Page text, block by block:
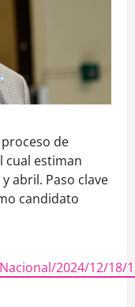
de
cual estiman
abril. Paso clave
candidato
2024/12/18/